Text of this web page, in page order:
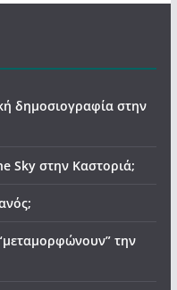
δημοσιογραφία στην
Sky στην Καστοριά;
την